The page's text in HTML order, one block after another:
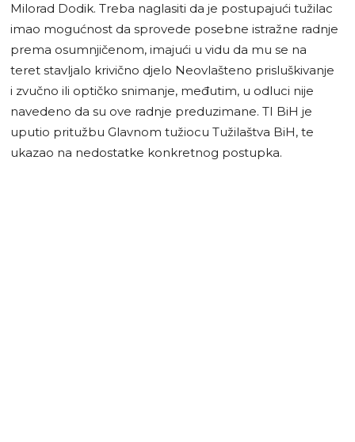
Milorad Dodik. Treba naglasiti da je postupajući tužilac
imao mogućnost da sprovede posebne istražne radnje
prema osumnjičenom, imajući u vidu da mu se na
teret stavljalo krivično djelo Neovlašteno prisluškivanje
i zvučno ili optičko snimanje, međutim, u odluci nije
navedeno da su ove radnje preduzimane. TI BiH je
uputio pritužbu Glavnom tužiocu Tužilaštva BiH, te
ukazao na nedostatke konkretnog postupka.